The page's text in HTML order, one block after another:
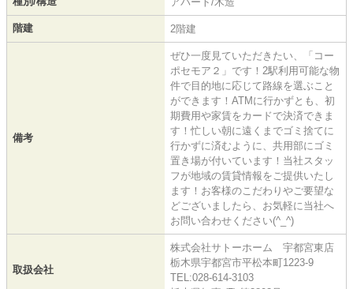
階建 2階建
備考
ぜひ一度見ていただきたい、「コー
ポセモア２」です！2駅利用可能な物
件で目的地に応じて路線を選ぶこと
ができます！ATMに行かずとも、初
期費用や家賃をカードで決済できま
す！忙しい朝に遠くまでゴミ捨てに
行かずに済むように、共用部にゴミ
置き場が付いています！当社スタッ
フが地域の賃貸情報をご提供いたし
ます！お客様のこだわりやご要望な
どございましたら、お気軽に当社へ
お問い合わせください(^_^)
取扱会社
株式会社サトーホーム 宇都宮東店
栃木県宇都宮市平松本町1223-9
TEL:028-614-3103